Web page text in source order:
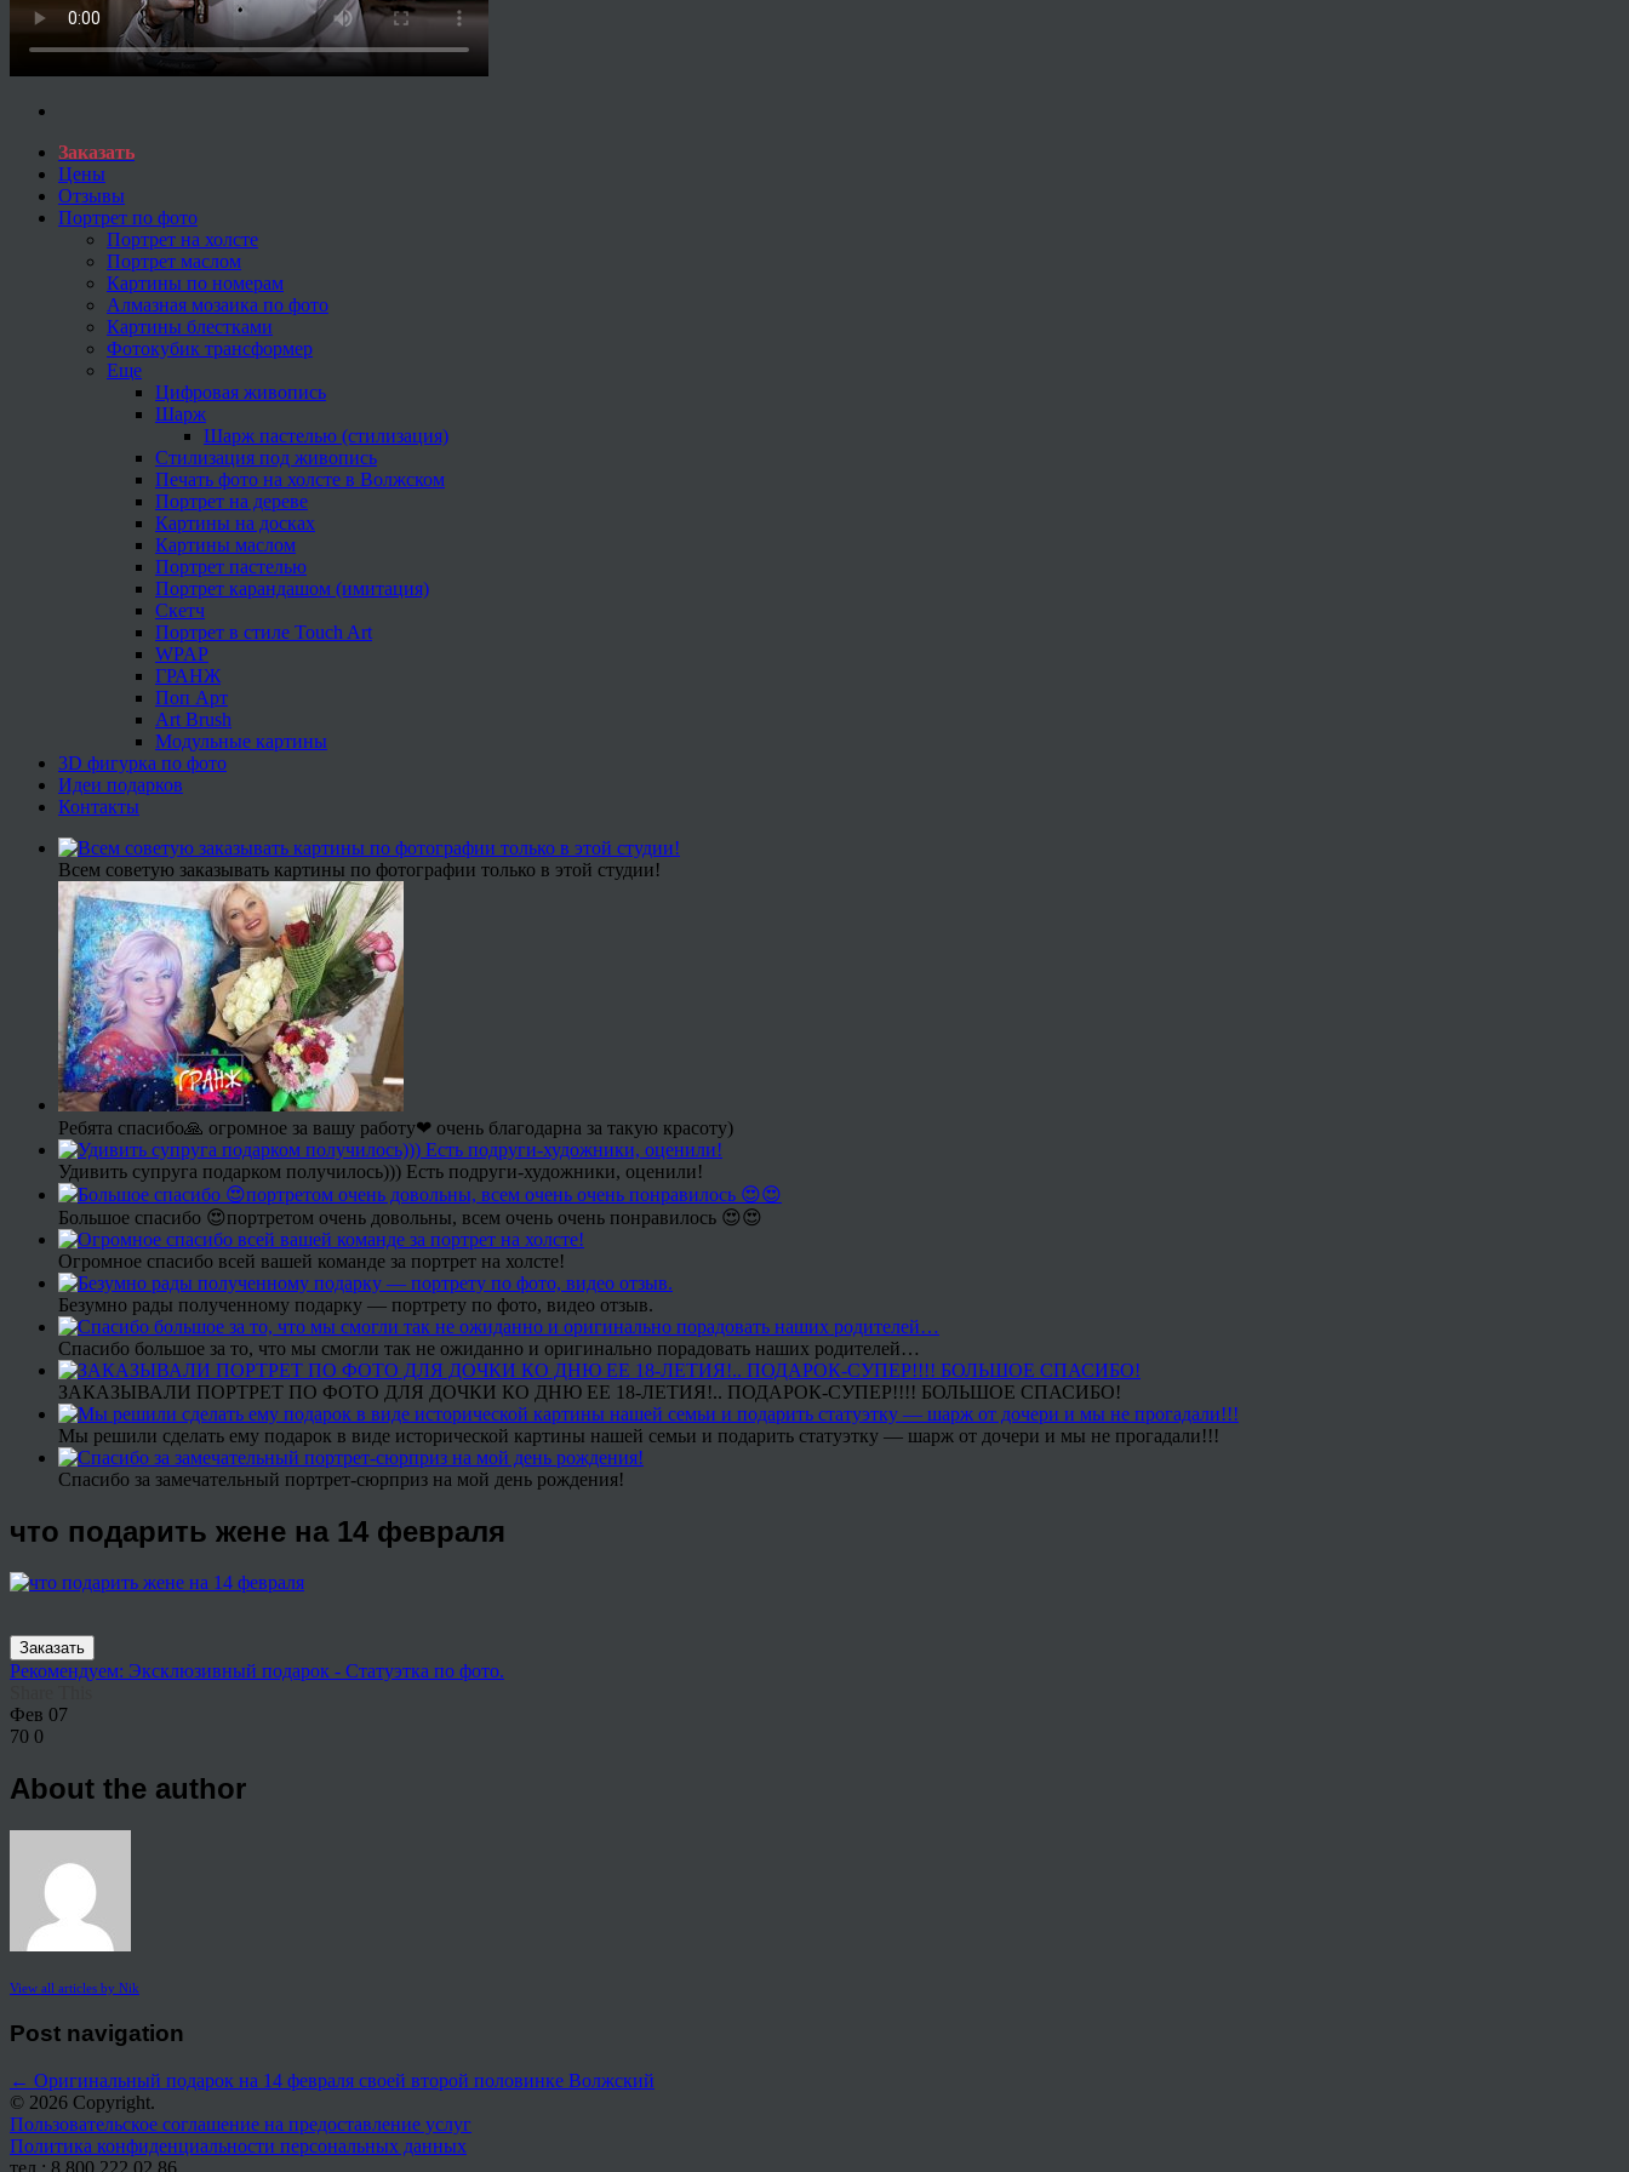
Заказать
Цены
Отзывы
Портрет по фото
Портрет на холсте
Портрет маслом
Картины по номерам
Алмазная мозаика по фото
Картины блестками
Фотокубик трансформер
Еще
Цифровая живопись
Шарж
Шарж пастелью (стилизация)
Стилизация под живопись
Печать фото на холсте в Волжском
Портрет на дереве
Картины на досках
Картины маслом
Портрет пастелью
Портрет карандашом (имитация)
Скетч
Портрет в стиле Touch Art
WPAP
ГРАНЖ
Поп Арт
Art Brush
Модульные картины
3D фигурка по фото
Идеи подарков
Контакты
Всем советую заказывать картины по фотографии только в этой студии!
Ребята спасибо🙏 огромное за вашу работу❤ очень благодарна за такую красоту)
Удивить супруга подарком получилось))) Есть подруги-художники, оценили!
Большое спасибо 😍портретом очень довольны, всем очень очень понравилось 😍😍
Огромное спасибо всей вашей команде за портрет на холсте!
Безумно рады полученному подарку — портрету по фото, видео отзыв.
Спасибо большое за то, что мы смогли так не ожиданно и оригинально порадовать наших родителей…
ЗАКАЗЫВАЛИ ПОРТРЕТ ПО ФОТО ДЛЯ ДОЧКИ КО ДНЮ ЕЕ 18-ЛЕТИЯ!.. ПОДАРОК-СУПЕР!!!! БОЛЬШОЕ СПАСИБО!
Мы решили сделать ему подарок в виде исторической картины нашей семьи и подарить статуэтку — шарж от дочери и мы не прогадали!!!
Спасибо за замечательный портрет-сюрприз на мой день рождения!
что подарить жене на 14 февраля
Заказать
Рекомендуем: Эксклюзивный подарок - Статуэтка по фото.
Фев 07
70 0
About the author
View all articles by Nik
Post navigation
← Оригинальный подарок на 14 февраля своей второй половинке Волжский
© 2026 Copyright.
Пользовательское соглашение на предоставление услуг
Политика конфиденциальности персональных данных
тел.: 8 800 222 02 86